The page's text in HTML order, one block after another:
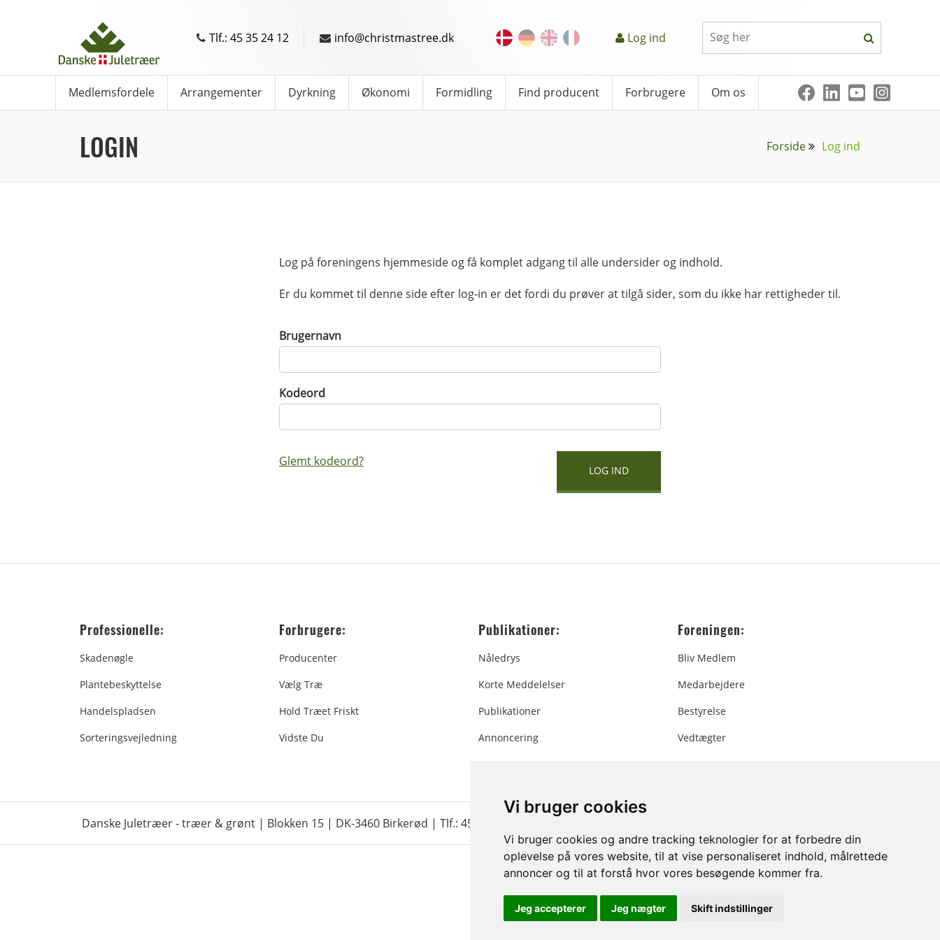
Vi bruger cookies
Vi bruger cookies og andre tracking teknologier for at forbedre din
oplevelse på vores website, til at vise personaliseret indhold, målrettede
annoncer og til at forstå hvor vores besøgende kommer fra.
Jeg accepterer Jeg nægter Skift indstillinger
Tlf.: 45 35 24 12 info@christmastree.dk Log ind
Medlemsfordele Arrangementer Dyrkning Økonomi Formidling Find producent Forbrugere Om os
LOGIN Forside Log ind
Log på foreningens hjemmeside og få komplet adgang til alle undersider og indhold.
Er du kommet til denne side efter log-in er det fordi du prøver at tilgå sider, som du ikke har rettigheder til.
Brugernavn
Kodeord
Glemt kodeord?
Professionelle:
Skadenøgle
Plantebeskyttelse
Handelspladsen
Sorteringsvejledning
Forbrugere:
Producenter
Vælg Træ
Hold Træet Friskt
Vidste Du
Publikationer:
Nåledrys
Korte Meddelelser
Publikationer
Annoncering
Foreningen:
Bliv Medlem
Medarbejdere
Bestyrelse
Vedtægter
Danske Juletræer - træer & grønt | Blokken 15 | DK-3460 Birkerød | Tlf.: 45 35 24 12